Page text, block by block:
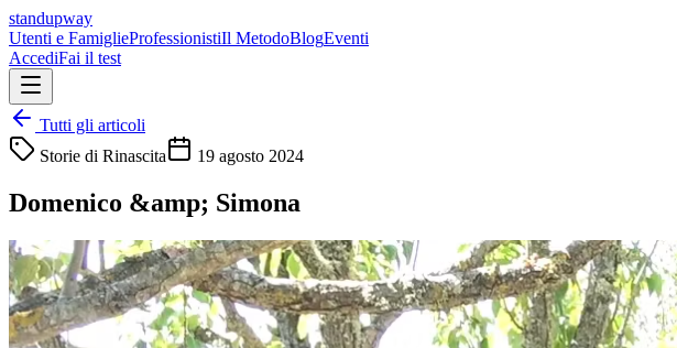
standupway
Utenti e FamiglieProfessionistiIl MetodoBlogEventi
AccediFai il test
Tutti gli articoli
Storie di Rinascita
19 agosto 2024
Domenico &amp; Simona